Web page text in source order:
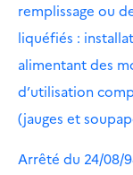
remplissage ou
liquéfiés :
alimentant des
d’utilisation
(jauges et
Arrêté du 24/08/